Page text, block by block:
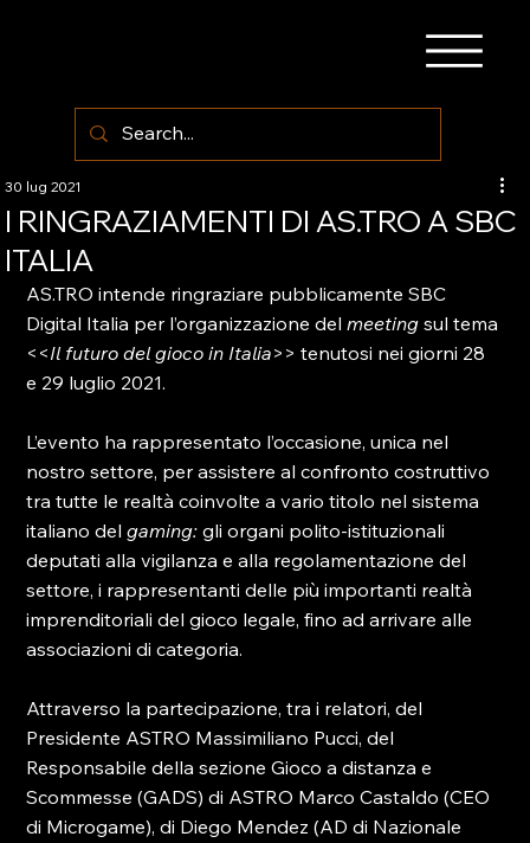
I RINGRAZIAMENTI DI AS.TRO A SBC
ITALIA
30 lug 2021
AS.TRO intende ringraziare pubblicamente SBC
Digital Italia per l’organizzazione del meeting sul tema
<<Il futuro del gioco in Italia>> tenutosi nei giorni 28
e 29 luglio 2021.
L’evento ha rappresentato l’occasione, unica nel
nostro settore, per assistere al confronto costruttivo
tra tutte le realtà coinvolte a vario titolo nel sistema
italiano del gaming: gli organi polito-istituzionali
deputati alla vigilanza e alla regolamentazione del
settore, i rappresentanti delle più importanti realtà
imprenditoriali del gioco legale, fino ad arrivare alle
associazioni di categoria.
Attraverso la partecipazione, tra i relatori, del
Presidente ASTRO Massimiliano Pucci, del
Responsabile della sezione Gioco a distanza e
Scommesse (GADS) di ASTRO Marco Castaldo (CEO
di Microgame), di Diego Mendez (AD di Nazionale